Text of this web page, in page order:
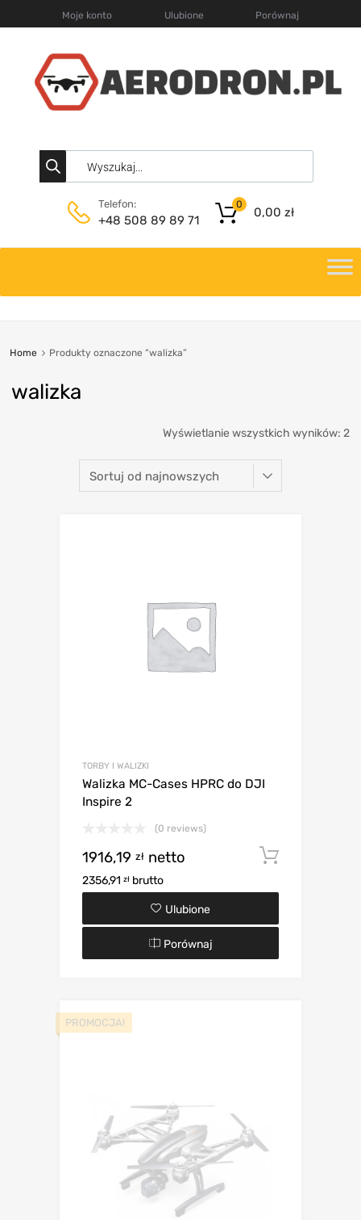
Moje konto Ulubione Porównaj
Telefon:
+48 508 89 89 71
0,00 zł
0
Home Produkty oznaczone “walizka”
walizka
Wyświetlanie wszystkich wyników: 2
TORBY I WALIZKI
Walizka MC-Cases HPRC do DJI
Inspire 2
(0 reviews)
1916,19 zł netto
2356,91 zł brutto
Ulubione
Porównaj
PROMOCJA!